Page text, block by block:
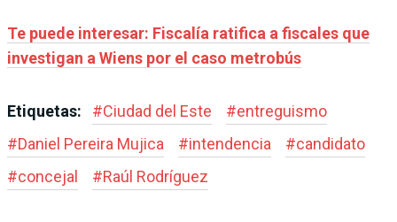
Te puede interesar: Fiscalía ratifica a fiscales que
investigan a Wiens por el caso metrobús
Etiquetas: #Ciudad del Este #entreguismo
#Daniel Pereira Mujica #intendencia #candidato
#concejal #Raúl Rodríguez